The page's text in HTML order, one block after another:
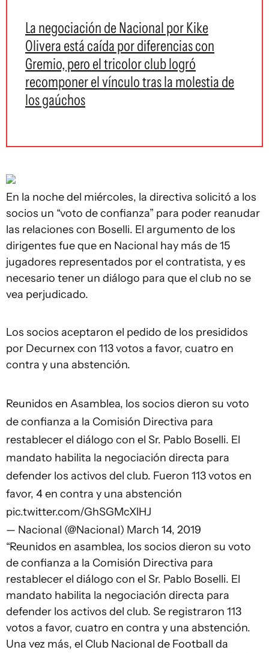
La negociación de Nacional por Kike
Olivera está caída por diferencias con
Gremio, pero el tricolor club logró
recomponer el vínculo tras la molestia de
los gaúchos
En la noche del miércoles, la directiva solicitó a los
socios un “voto de confianza” para poder reanudar
las relaciones con Boselli. El argumento de los
dirigentes fue que en Nacional hay más de 15
jugadores representados por el contratista, y es
necesario tener un diálogo para que el club no se
vea perjudicado.
Los socios aceptaron el pedido de los presididos
por Decurnex con 113 votos a favor, cuatro en
contra y una abstención.
Reunidos en Asamblea, los socios dieron su voto
de confianza a la Comisión Directiva para
restablecer el diálogo con el Sr. Pablo Boselli. El
mandato habilita la negociación directa para
defender los activos del club. Fueron 113 votos en
favor, 4 en contra y una abstención
pic.twitter.com/GhSGMcXlHJ
— Nacional (@Nacional) March 14, 2019
“Reunidos en asamblea, los socios dieron su voto
de confianza a la Comisión Directiva para
restablecer el diálogo con el Sr. Pablo Boselli. El
mandato habilita la negociación directa para
defender los activos del club. Se registraron 113
votos a favor, cuatro en contra y una abstención.
Una vez más, el Club Nacional de Football da